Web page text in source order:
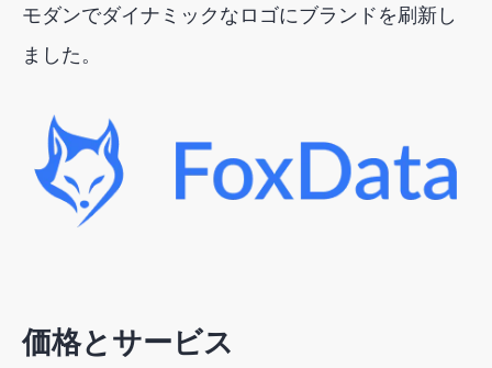
モダンでダイナミックなロゴにブランドを刷新し
ました。
価格とサービス